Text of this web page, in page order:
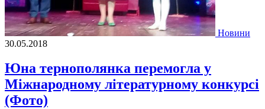
Новини
30.05.2018
Юна тернополянка перемогла у
Міжнародному літературному конкурсі
(Фото)